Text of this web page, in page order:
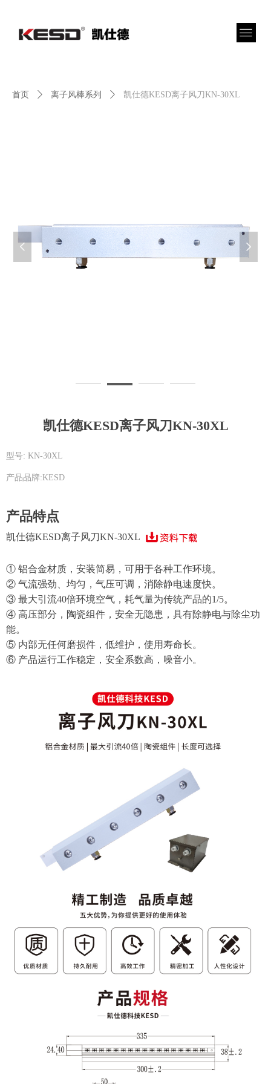
首页 ꄲ 离子风棒系列 ꄲ 凯仕德KESD离子风刀KN-30XL
넳 넲
凯仕德KESD离子风刀KN-30XL
型号: KN-30XL
产品品牌:KESD
产品特点
凯仕德KESD离子风刀KN-30XL
① 铝合金材质，安装简易，可用于各种工作环境。
② 气流强劲、均匀，气压可调，消除静电速度快。
③ 最大引流40倍环境空气，耗气量为传统产品的1/5。
④ 高压部分，陶瓷组件，安全无隐患，具有除静电与除尘功
能。
⑤ 内部无任何磨损件，低维护，使用寿命长。
⑥ 产品运行工作稳定，安全系数高，噪音小。